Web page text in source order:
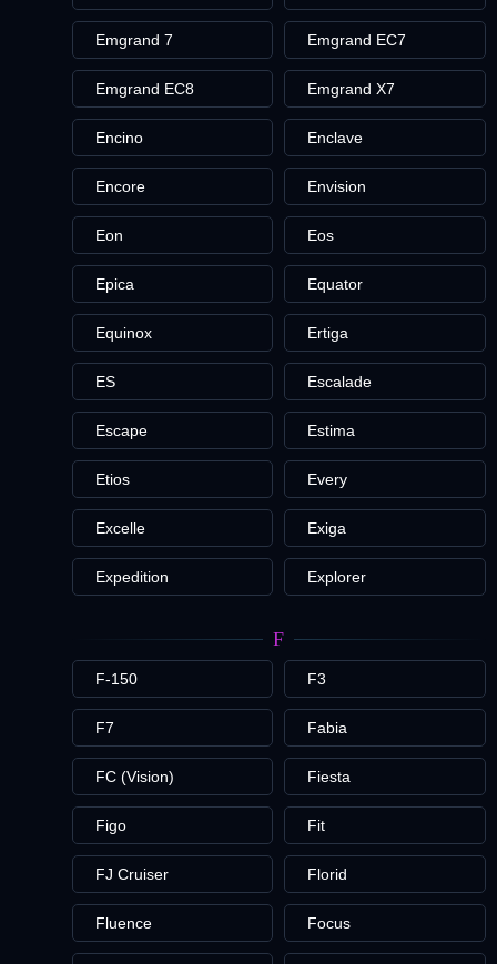
Emgrand 7 Emgrand EC7
Emgrand EC8 Emgrand X7
Encino Enclave
Encore Envision
Eon Eos
Epica Equator
Equinox Ertiga
ES Escalade
Escape Estima
Etios Every
Excelle Exiga
Expedition Explorer
F
F-150 F3
F7 Fabia
FC (Vision) Fiesta
Figo Fit
FJ Cruiser Florid
Fluence Focus